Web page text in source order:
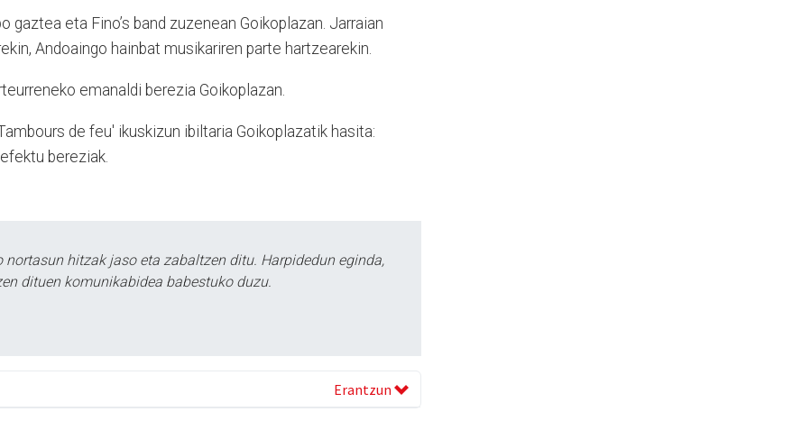
gaztea eta Fino’s band zuzenean Goikoplazan. Jarraian
Andoaingo hainbat musikariren parte hartzearekin.
emanaldi berezia Goikoplazan.
de feu' ikuskizun ibiltaria Goikoplazatik hasita:
bereziak.
nortasun hitzak jaso eta zabaltzen ditu. Harpidedun eginda,
dituen komunikabidea babestuko duzu.
Erantzun